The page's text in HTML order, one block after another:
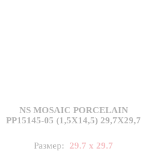
NS MOSAIC PORCELAIN
PP15145-05 (1,5X14,5) 29,7X29,7
Размер:
29.7 x 29.7